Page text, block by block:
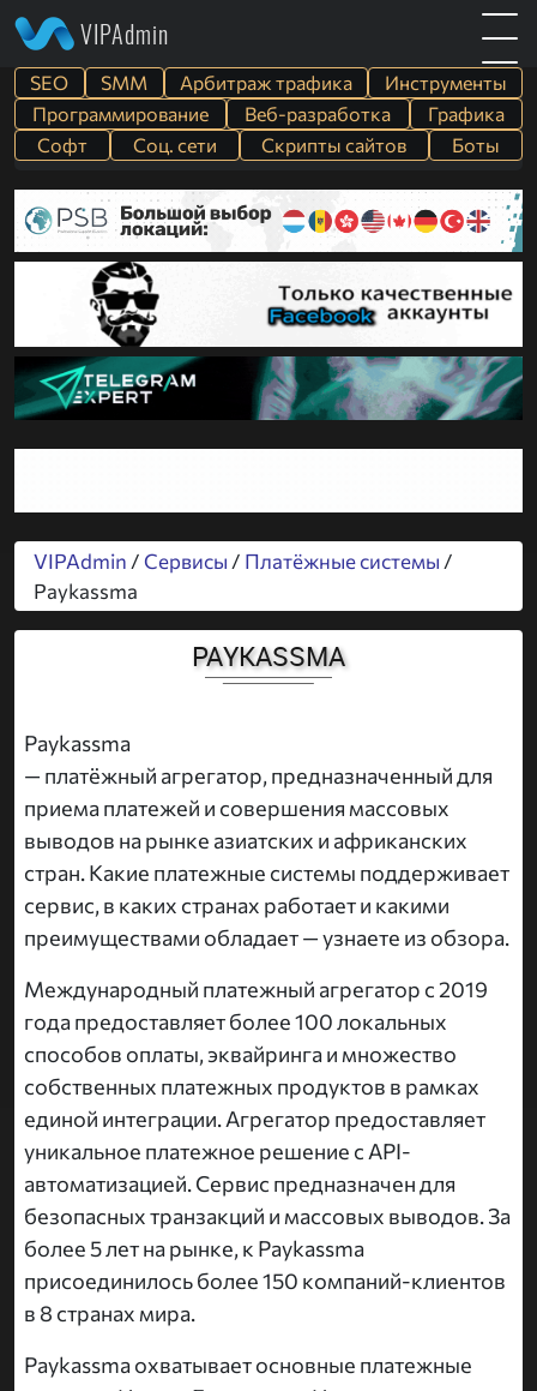
VIPAdmin
SEO SMM Арбитраж трафика
Инструменты
Программирование
Веб-разработка
Графика
Софт
Cоц. сети Скрипты сайтов Боты
VIPAdmin / Сервисы / Платёжные системы /
Paykassma
PAYKASSMA
Paykassma
— платёжный агрегатор, предназначенный для
приема платежей и совершения массовых
выводов на рынке азиатских и африканских
стран. Какие платежные системы поддерживает
сервис, в каких странах работает и какими
преимуществами обладает — узнаете из обзора.
Международный платежный агрегатор с 2019
года предоставляет более 100 локальных
способов оплаты, эквайринга и множество
собственных платежных продуктов в рамках
единой интеграции. Агрегатор предоставляет
уникальное платежное решение с API-
автоматизацией. Сервис предназначен для
безопасных транзакций и массовых выводов. За
более 5 лет на рынке, к Paykassma
присоединилось более 150 компаний-клиентов
в 8 странах мира.
Paykassma охватывает основные платежные